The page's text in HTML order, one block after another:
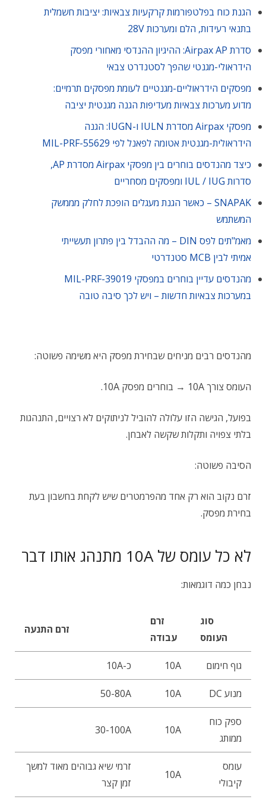
הגנת כוח בפלטפורמות קרקעיות צבאיות: יציבות חשמלית
בתנאי רעידות, הלם ומערכות 28V
סדרת Airpax AP: ההיגיון ההנדסי מאחורי מפסק
הידראולי-מגנטי שהפך לסטנדרט צבאי
מפסקים הידראוליים-מגנטיים לעומת מפסקים תרמיים:
מדוע מערכות צבאיות מעדיפות הגנה מגנטית יציבה
מפסקי Airpax מסדרת IULN ו-IUGN: הגנה
הידראולית-מגנטית אטומה לפאנל לפי MIL-PRF-55629
כיצד מהנדסים בוחרים בין מפסקי Airpax מסדרת AP,
סדרות IUL / IUG ומפסקים מסחריים
SNAPAK – כאשר הגנת מעגלים הופכת לחלק מממשק
המשתמש
מאמ"תים לפס DIN – מה ההבדל בין פתרון תעשייתי
אמיתי לבין MCB סטנדרטי
מהנדסים עדיין בוחרים במפסקי MIL-PRF-39019
במערכות צבאיות חדשות – ויש לכך סיבה טובה
מהנדסים רבים מניחים שבחירת מפסק היא משימה פשוטה:
העומס צורך 10A → בוחרים מפסק 10A.
בפועל, הגישה הזו עלולה להוביל לניתוקים לא רצויים, התנהגות
בלתי צפויה ותקלות שקשה לאבחן.
הסיבה פשוטה:
זרם נקוב הוא רק אחד מהפרמטרים שיש לקחת בחשבון בעת
בחירת מפסק.
לא כל עומס של 10A מתנהג אותו דבר
נבחן כמה דוגמאות:
סוג
העומס
זרם
עבודה
זרם התנעה
גוף חימום 10A כ-10A
מנוע DC 10A
50-80A
ספק כוח
ממותג
10A
30-100A
עומס
קיבולי
10A
זרמי שיא גבוהים מאוד למשך
זמן קצר